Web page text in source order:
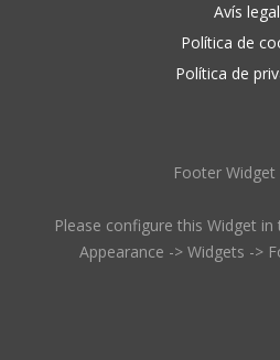
Avís legal
Política de
Política de
Footer Widget
Please configure this Widget
Appearance -> Widgets ->